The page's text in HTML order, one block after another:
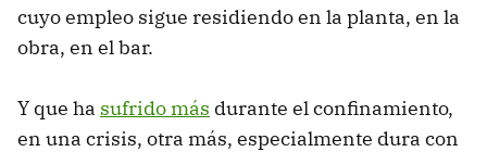
cuyo empleo sigue residiendo en la planta, en la
obra, en el bar.
Y que ha sufrido más durante el confinamiento,
en una crisis, otra más, especialmente dura con